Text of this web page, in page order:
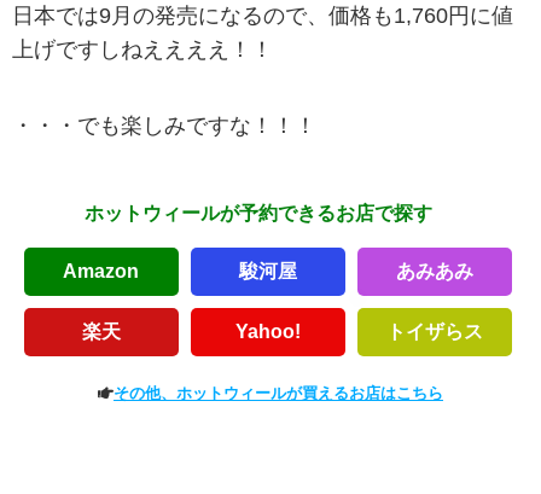
日本では9月の発売になるので、価格も1,760円に値
上げですしねええええ！！
・・・でも楽しみですな！！！
ホットウィールが予約できるお店で探す
Amazon 駿河屋 あみあみ
楽天 Yahoo! トイザらス
その他、ホットウィールが買えるお店はこちら